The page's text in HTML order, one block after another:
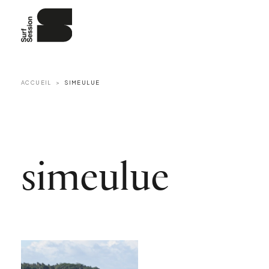
ACCUEIL SIMEULUE
simeulue